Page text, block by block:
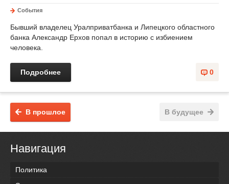
События
Бывший владелец Уралприватбанка и Липецкого областного
банка Александр Ерхов попал в историю с избиением
человека.
0
Подробнее
В будущее
В прошлое
Навигация
Политика